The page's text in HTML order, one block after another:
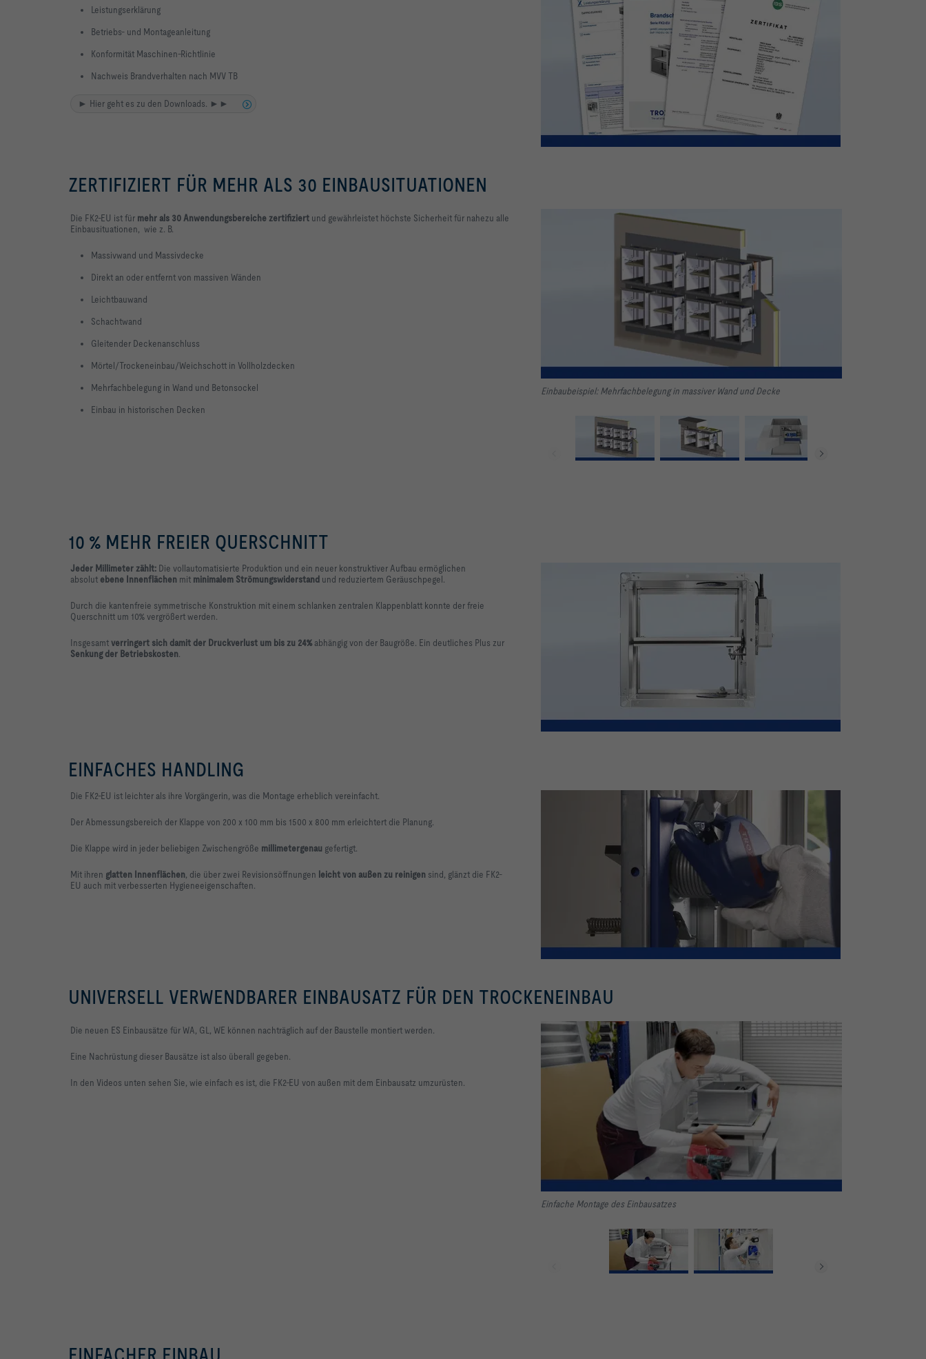
Leistungserklärung
Betriebs- und Montageanleitung
Konformität Maschinen-Richtlinie
Nachweis Brandverhalten nach MVV TB
► Hier geht es zu den Downloads. ►►
ZERTIFIZIERT FÜR MEHR ALS 30 EINBAUSITUATIONEN
Die FK2-EU ist für mehr als 30 Anwendungsbereiche zertifiziert und gewährleistet höchste Sicherheit für nahezu alle
Einbausituationen, wie z. B.
Massivwand und Massivdecke
Direkt an oder entfernt von massiven Wänden
Leichtbauwand
Schachtwand
Gleitender Deckenanschluss
Mörtel/Trockeneinbau/Weichschott in Vollholzdecken
Mehrfachbelegung in Wand und Betonsockel
Einbau in historischen Decken
Einbaubeispiel: Mehrfachbelegung in massiver Wand und Decke
10 % MEHR FREIER QUERSCHNITT
Jeder Millimeter zählt: Die vollautomatisierte Produktion und ein neuer konstruktiver Aufbau ermöglichen
absolut ebene Innenflächen mit minimalem Strömungswiderstand und reduziertem Geräuschpegel.
Durch die kantenfreie symmetrische Konstruktion mit einem schlanken zentralen Klappenblatt konnte der freie
Querschnitt um 10% vergrößert werden.
Insgesamtverringert sich damit der Druckverlust um bis zu 24% abhängig von der Baugröße. Ein deutliches Plus zur
Senkung der Betriebskosten.
EINFACHES HANDLING
Die FK2-EU ist leichter als ihre Vorgängerin, was die Montage erheblich vereinfacht.
Der Abmessungsbereich der Klappe von 200 x 100 mm bis 1500 x 800 mm erleichtert die Planung.
Die Klappe wird in jeder beliebigen Zwischengröße millimetergenau gefertigt.
Mit ihren glatten Innenflächen, die über zwei Revisionsöffnungen leicht von außen zu reinigen sind, glänzt die FK2-
EU auch mit verbesserten Hygieneeigenschaften.
UNIVERSELL VERWENDBARER EINBAUSATZ FÜR DEN TROCKENEINBAU
Die neuen ES Einbausätze für WA, GL, WE können nachträglich auf der Baustelle montiert werden.
Eine Nachrüstung dieser Bausätze ist also überall gegeben.
In den Videos unten sehen Sie, wie einfach es ist, die FK2-EU von außen mit dem Einbausatz umzurüsten.
Einfache Montage des Einbausatzes